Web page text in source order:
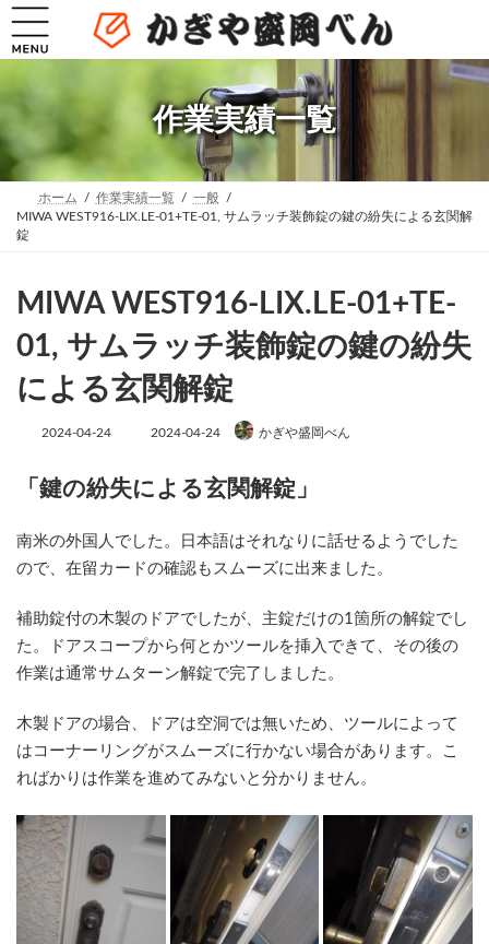
コ
テ
へ
ッ
プ
ナ
ゲ
ョ
移
動
作業実績一覧
ホーム 作業実績一覧
一般
MIWA WEST916-LIX.LE-01+TE-01, サムラッチ装飾錠の鍵の紛失による玄関解
錠
MIWA WEST916-LIX.LE-01+TE-
01, サムラッチ装飾錠の鍵の紛失
による玄関解錠
2024-04-24
最
新
日
:
2024-04-24 かぎや盛岡べん
「鍵の紛失による玄関解錠」
南米の外国人でした。日本語はそれなりに話せるようでした
ので、在留カードの確認もスムーズに出来ました。
補助錠付の木製のドアでしたが、主錠だけの1箇所の解錠でし
た。ドアスコープから何とかツールを挿入できて、その後の
作業は通常サムターン解錠で完了しました。
木製ドアの場合、ドアは空洞では無いため、ツールによって
はコーナーリングがスムーズに行かない場合があります。こ
ればかりは作業を進めてみないと分かりません。